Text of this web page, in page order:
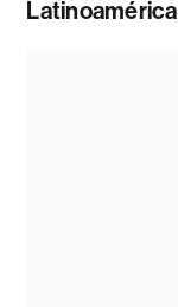
Latinoamérica